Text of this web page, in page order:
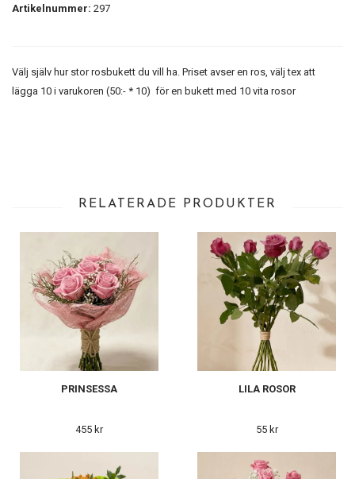
Artikelnummer: 297
Välj själv hur stor rosbukett du vill ha. Priset avser en ros, välj tex att
lägga 10 i varukoren (50:- * 10) för en bukett med 10 vita rosor
RELATERADE PRODUKTER
PRINSESSA
455 kr
LILA ROSOR
55 kr